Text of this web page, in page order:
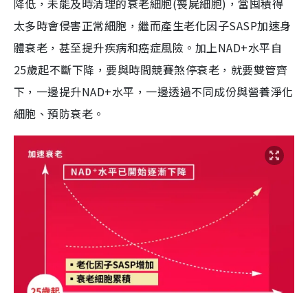
降低，未能及時清理的衰老細胞(喪屍細胞)，當囤積得
太多時會侵害正常細胞，繼而產生老化因子SASP加速身
體衰老，甚至提升疾病和癌症風險。加上NAD+水平自
25歲起不斷下降，要與時間競賽煞停衰老，就要雙管齊
下，一邊提升NAD+水平，一邊透過不同成份與營養淨化
細胞、預防衰老。